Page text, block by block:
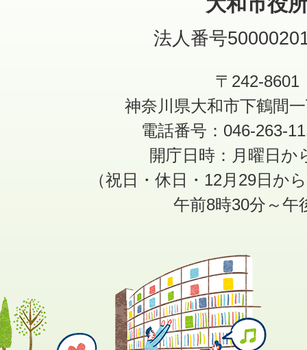
法人番号
〒242-8601
神奈川県大和市下鶴間
電話番号：046-263-
開庁日時：月曜日か
（祝日・休日・12月29日か
午前8時30分～午